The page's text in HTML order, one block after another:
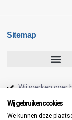
Sitemap
Wij werken over
PV installatie
Wij gebruiken cookies
We kunnen deze